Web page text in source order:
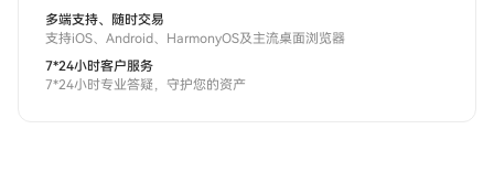
多端支持、随时交易
支持iOS、Android、HarmonyOS及主流桌面浏览器
7*24小时客户服务
7*24小时专业答疑，守护您的资产